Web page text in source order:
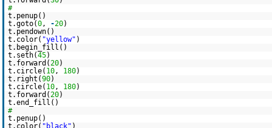
#
t.penup()
t.goto(0, -20)
t.pendown()
t.color( "yellow" )
t.begin_fill()
t.seth(45)
t.forward(20)
t.circle( 10, 180)
t.right(90)
t.circle( 10, 180)
t.forward(20)
t.end_fill()
#
t.penup()
t.color( "black" )